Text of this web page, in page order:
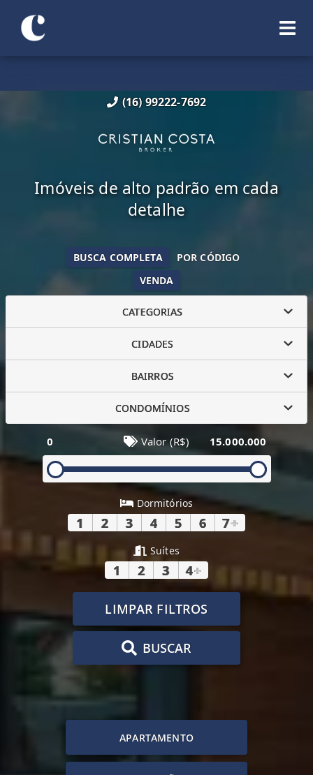
(16) 99222-7692
Imóveis de alto padrão em cada
detalhe
VENDA
BUSCA COMPLETA POR CÓDIGO
CATEGORIAS
CIDADES
BAIRROS
CONDOMÍNIOS
0 Valor (R$) 15.000.000
Dormitórios
1 2 3 4 5 6 7+
Suítes
1 2 3 4+
LIMPAR FILTROS
BUSCAR
APARTAMENTO